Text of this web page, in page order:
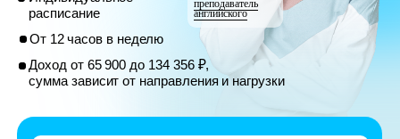
Доход от 65 900 до 134 356 ₽,
сумма зависит от направления и нагрузки